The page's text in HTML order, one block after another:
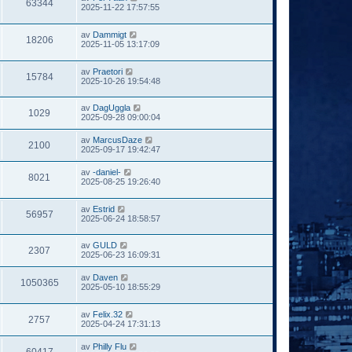
63344
2025-11-22 17:57:55
18206 av Dammigt
2025-11-05 13:17:09
15784 av Praetori
2025-10-26 19:54:48
1029 av DagUggla
2025-09-28 09:00:04
2100 av MarcusDaze
2025-09-17 19:42:47
8021 av -daniel-
2025-08-25 19:26:40
56957 av Estrid
2025-06-24 18:58:57
2307 av GULD
2025-06-23 16:09:31
1050365 av Daven
2025-05-10 18:55:29
2757 av Felix.32
2025-04-24 17:31:13
av Philly Flu